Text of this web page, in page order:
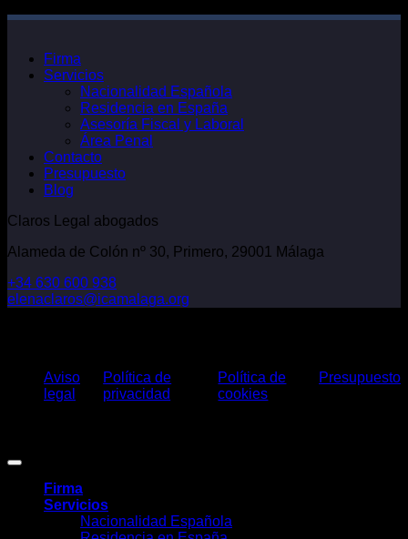
Firma
Servicios
Nacionalidad Española
Residencia en España
Asesoría Fiscal y Laboral
Área Penal
Contacto
Presupuesto
Blog
Claros Legal abogados
Alameda de Colón nº 30, Primero, 29001 Málaga
+34 630 600 938
elenaclaros@icamalaga.org
Aviso
legal
Política de
privacidad
Política de
cookies
Presupuesto
Firma
Servicios
Nacionalidad Española